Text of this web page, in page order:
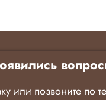
или позвоните по